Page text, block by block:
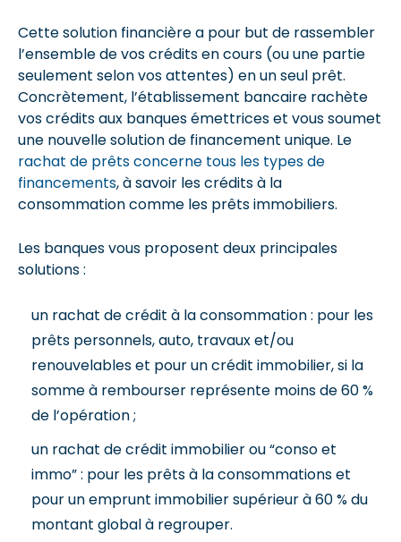
Cette solution financière a pour but de rassembler
l’ensemble de vos crédits en cours (ou une partie
seulement selon vos attentes) en un seul prêt.
Concrètement, l’établissement bancaire rachète
vos crédits aux banques émettrices et vous soumet
une nouvelle solution de financement unique. Le
rachat de prêts concerne tous les types de
financements, à savoir les crédits à la
consommation comme les prêts immobiliers.
Les banques vous proposent deux principales
solutions :
un rachat de crédit à la consommation : pour les
prêts personnels, auto, travaux et/ou
renouvelables et pour un crédit immobilier, si la
somme à rembourser représente moins de 60 %
de l’opération ;
un rachat de crédit immobilier ou “conso et
immo” : pour les prêts à la consommations et
pour un emprunt immobilier supérieur à 60 % du
montant global à regrouper.